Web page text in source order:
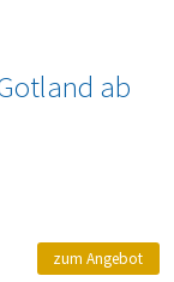
ab
zum Angebot